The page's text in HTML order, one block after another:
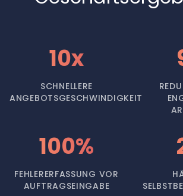
10x
SCHNELLERE
ANGEBOTSGESCHWINDIGKEIT
100%
FEHLERERFASSUNG VOR
AUFTRAGSEINGABE